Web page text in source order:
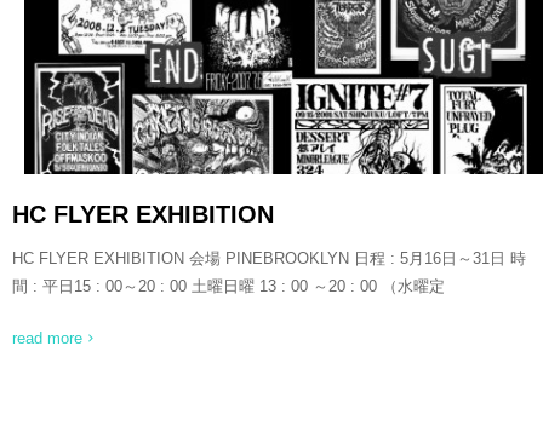
HC FLYER EXHIBITION
HC FLYER EXHIBITION 会場 PINEBROOKLYN 日程 : 5月16日～31日 時
間 : 平日15 : 00～20 : 00 土曜日曜 13 : 00 ～20 : 00 （水曜定
read more